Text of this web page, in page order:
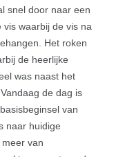
snel door naar een
waarbij de vis na
Het roken
de heerlijke
was naast het
Vandaag de dag is
van
naar huidige
van